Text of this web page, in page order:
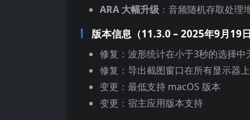
ARA 大幅升级 ：音频随机存取处理
版本信息（11.3.0 – 2025年9月19日
修复：波形统计在小于3秒的选择中
修复：导出截图窗口在所有显示器
变更：最低支持 macOS 版本
变更：宿主应用版本支持